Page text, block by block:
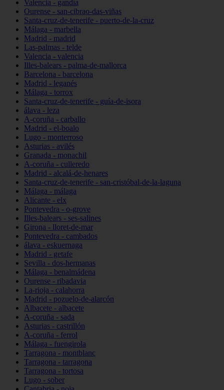
Valencia - gandia
Ourense - san-cibrao-das-viñas
Santa-cruz-de-tenerife - puerto-de-la-cruz
Málaga - marbella
Madrid - madrid
Las-palmas - telde
Valencia - valencia
Illes-balears - palma-de-mallorca
Barcelona - barcelona
Madrid - leganés
Málaga - torrox
Santa-cruz-de-tenerife - guía-de-isora
álava - leza
A-coruña - carballo
Madrid - el-boalo
Lugo - monterroso
Asturias - avilés
Granada - monachil
A-coruña - culleredo
Madrid - alcalá-de-henares
Santa-cruz-de-tenerife - san-cristóbal-de-la-laguna
Málaga - málaga
Alicante - elx
Pontevedra - o-grove
Illes-balears - ses-salines
Girona - lloret-de-mar
Pontevedra - cambados
álava - eskuernaga
Madrid - getafe
Sevilla - dos-hermanas
Málaga - benalmádena
Ourense - ribadavia
La-rioja - calahorra
Madrid - pozuelo-de-alarcón
Albacete - albacete
A-coruña - sada
Asturias - castrillón
A-coruña - ferrol
Málaga - fuengirola
Tarragona - montblanc
Tarragona - tarragona
Tarragona - tortosa
Lugo - sober